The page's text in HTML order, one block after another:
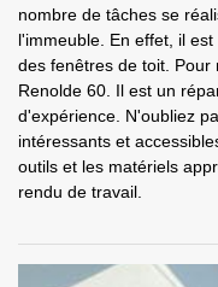
nombre de tâches se
l'immeuble. En effet, il
des fenêtres de toit. Pour
Renolde 60. Il est un
d'expérience. N'oubliez
intéressants et
outils et les matériels
rendu de travail.